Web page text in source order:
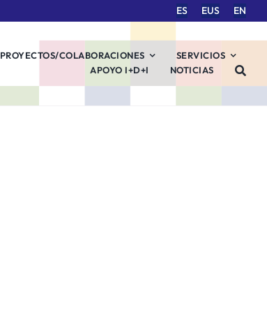
ES EUS EN
PROYECTOS/COLABORACIONES
SERVICIOS
APOYO I+D+I
NOTICIAS